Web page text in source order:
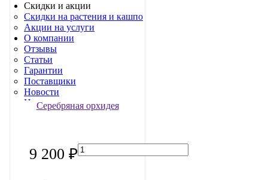
Скидки и акции
Скидки на растения и кашпо
Акции на услуги
О компании
Отзывы
Статьи
Гарантии
Поставщики
Новости
Наши клиенты
Возврат и обмен
Серебряная орхидея
9 200 ₽